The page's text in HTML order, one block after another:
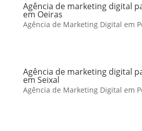
Agência de marketing digital
em Oeiras
Agência de Marketing Digital em
Agência de marketing digital
em Seixal
Agência de Marketing Digital em